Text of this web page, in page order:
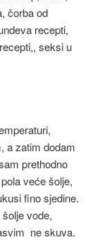
a zatim dodam
prethodno
veće šolje,
fino sjedine.
vode,
ne skuva.